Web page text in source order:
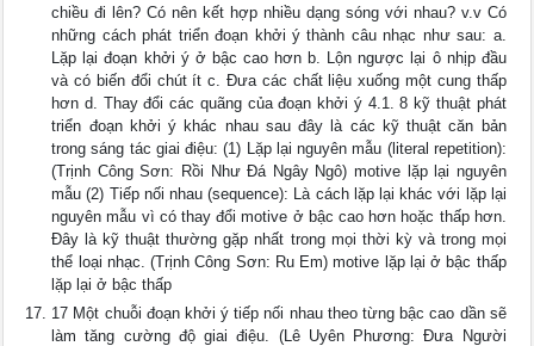
chiều đi lên? Có nên kết hợp nhiều dạng sóng với nhau? v.v Có
những cách phát triển đoạn khởi ý thành câu nhạc như sau: a.
Lặp lại đoạn khởi ý ở bậc cao hơn b. Lộn ngược lại ô nhịp đầu
và có biến đổi chút ít c. Đưa các chất liệu xuống một cung thấp
hơn d. Thay đổi các quãng của đoạn khởi ý 4.1. 8 kỹ thuật phát
triển đoạn khởi ý khác nhau sau đây là các kỹ thuật căn bản
trong sáng tác giai điệu: (1) Lặp lại nguyên mẫu (literal repetition):
(Trịnh Công Sơn: Rồi Như Đá Ngây Ngô) motive lặp lại nguyên
mẫu (2) Tiếp nối nhau (sequence): Là cách lặp lại khác với lặp lại
nguyên mẫu vì có thay đổi motive ở bậc cao hơn hoặc thấp hơn.
Đây là kỹ thuật thường gặp nhất trong mọi thời kỳ và trong mọi
thể loại nhạc. (Trịnh Công Sơn: Ru Em) motive lặp lại ở bậc thấp
lặp lại ở bậc thấp
17 Một chuỗi đoạn khởi ý tiếp nối nhau theo từng bậc cao dần sẽ
làm tăng cường độ giai điệu. (Lê Uyên Phương: Đưa Người